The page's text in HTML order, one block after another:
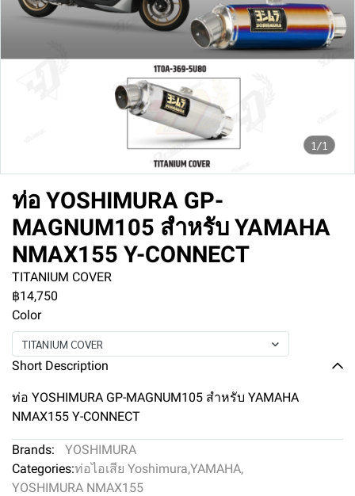
1/1
ท่อ YOSHIMURA GP-
MAGNUM105 สำหรับ YAMAHA
NMAX155 Y-CONNECT
TITANIUM COVER
฿14,750
Color
TITANIUM COVER
Short Description
ท่อ YOSHIMURA GP-MAGNUM105 สำหรับ YAMAHA
NMAX155 Y-CONNECT
Brands:
YOSHIMURA
Categories:ท่อไอเสีย Yoshimura,YAMAHA,
YOSHIMURA NMAX155